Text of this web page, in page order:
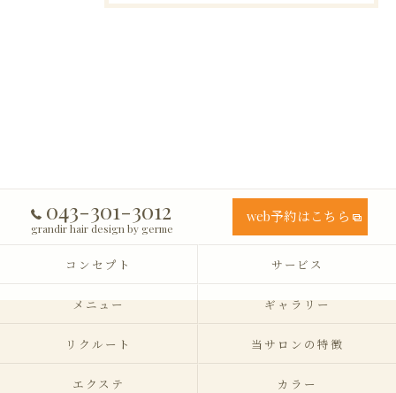
043-301-3012
grandir hair design by germe
web予約はこちら
コンセプト サービス
メニュー ギャラリー
リクルート 当サロンの特徴
エクステ カラー